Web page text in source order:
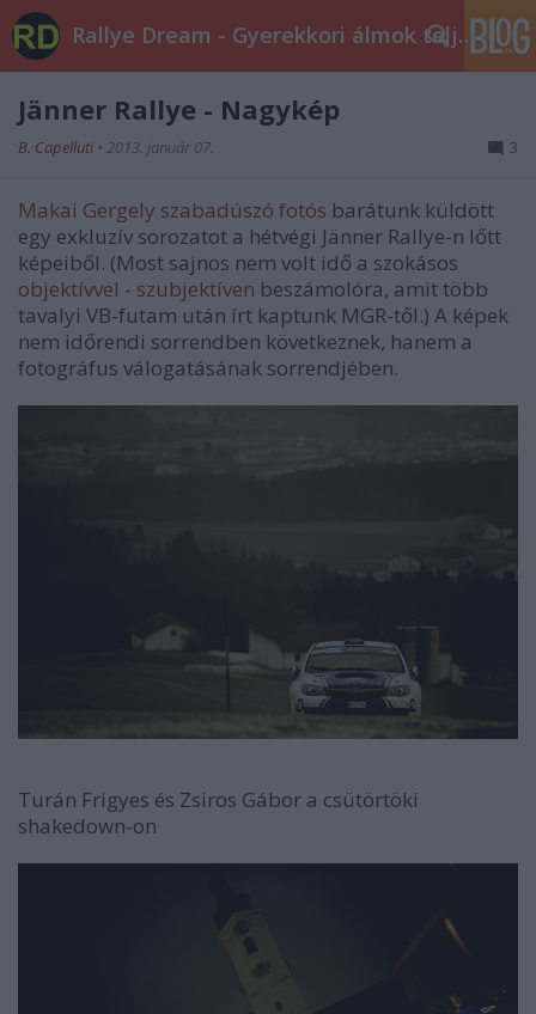
Rallye Dream - Gyerekkori álmok teljesüljetek!
Jänner Rallye - Nagykép
B. Capelluti • 2013. január 07. 3
Makai Gergely szabadúszó fotós barátunk küldött
egy exkluzív sorozatot a hétvégi Jänner Rallye-n lőtt
képeiből. (Most sajnos nem volt idő a szokásos
objektívvel - szubjektíven beszámolóra, amit több
tavalyi VB-futam után írt kaptunk MGR-től.) A képek
nem időrendi sorrendben következnek, hanem a
fotográfus válogatásának sorrendjében.
Turán Frigyes és Zsiros Gábor a csütörtöki
shakedown-on